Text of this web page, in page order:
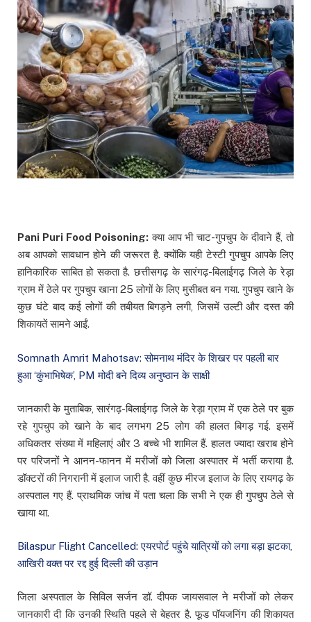
Pani Puri Food Poisoning:क्या आप भी चाट-गुपचुप के दीवाने हैं, तो
अब आपको सावधान होने की जरूरत है. क्योंकि यही टेस्टी गुपचुप आपके लिए
हानिकारिक साबित हो सकता है. छत्तीसगढ़ के सारंगढ़-बिलाईगढ़ जिले के रेड़ा
ग्राम में ठेले पर गुपचुप खाना 25 लोगों के लिए मुसीबत बन गया. गुपचुप खाने के
कुछ घंटे बाद कई लोगों की तबीयत बिगड़ने लगी, जिसमें उल्टी और दस्त की
शिकायतें सामने आईं.
Somnath Amrit Mahotsav: सोमनाथ मंदिर के शिखर पर पहली बार
हुआ ‘कुंभाभिषेक’, PM मोदी बने दिव्य अनुष्ठान के साक्षी
जानकारी के मुताबिक, सारंगढ़-बिलाईगढ़ जिले के रेड़ा ग्राम में एक ठेले पर बुक
रहे गुपचुप को खाने के बाद लगभग 25 लोग की हालत बिगड़ गई. इसमें
अधिकतर संख्या में महिलाएं और 3 बच्चे भी शामिल हैं. हालत ज्यादा खराब होने
पर परिजनों ने आनन-फानन में मरीजों को जिला अस्पातर में भर्ती कराया है.
डॉक्टरों की निगरानी में इलाज जारी है. वहीं कुछ मीरज इलाज के लिए रायगढ़ के
अस्पताल गए हैं. प्राथमिक जांच में पता चला कि सभी ने एक ही गुपचुप ठेले से
खाया था.
Bilaspur Flight Cancelled: एयरपोर्ट पहुंचे यात्रियों को लगा बड़ा झटका,
आखिरी वक्त पर रद्द हुई दिल्ली की उड़ान
जिला अस्पताल के सिविल सर्जन डॉ. दीपक जायसवाल ने मरीजों को लेकर
जानकारी दी कि उनकी स्थिति पहले से बेहतर है. फूड पॉयजनिंग की शिकायत